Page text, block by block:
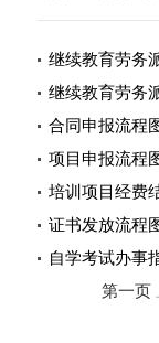
继续教育劳务
继续教育劳务
合同申报流程
项目申报流程
培训项目经费
证书发放流程
自学考试办事
第一页